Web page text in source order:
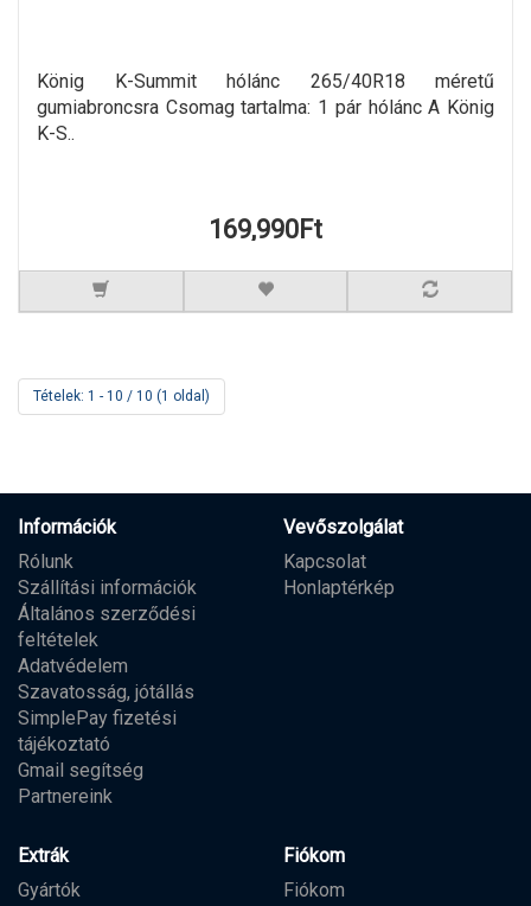
König K-Summit hólánc 265/40R18 méretű
gumiabroncsra Csomag tartalma: 1 pár hólánc A König
K-S..
169,990Ft
Tételek: 1 - 10 / 10 (1 oldal)
Információk
Rólunk
Szállítási információk
Általános szerződési
feltételek
Adatvédelem
Szavatosság, jótállás
SimplePay fizetési
tájékoztató
Gmail segítség
Partnereink
Vevőszolgálat
Kapcsolat
Honlaptérkép
Extrák
Gyártók
Fiókom
Fiókom